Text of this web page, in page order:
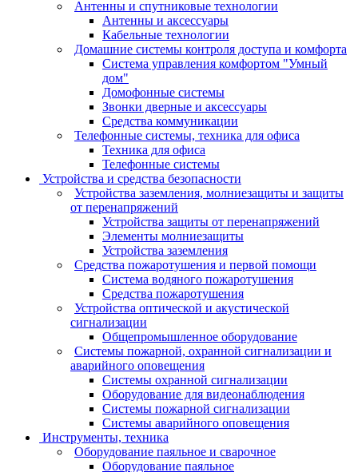
Антенны и спутниковые технологии
Антенны и аксессуары
Кабельные технологии
Домашние системы контроля доступа и комфорта
Система управления комфортом "Умный
дом"
Домофонные системы
Звонки дверные и аксессуары
Средства коммуникации
Телефонные системы, техника для офиса
Техника для офиса
Телефонные системы
Устройства и средства безопасности
Устройства заземления, молниезащиты и защиты
от перенапряжений
Устройства защиты от перенапряжений
Элементы молниезащиты
Устройства заземления
Средства пожаротушения и первой помощи
Система водяного пожаротушения
Средства пожаротушения
Устройства оптической и акустической
сигнализации
Общепромышленное оборудование
Системы пожарной, охранной сигнализации и
аварийного оповещения
Системы охранной сигнализации
Оборудование для видеонаблюдения
Системы пожарной сигнализации
Системы аварийного оповещения
Инструменты, техника
Оборудование паяльное и сварочное
Оборудование паяльное